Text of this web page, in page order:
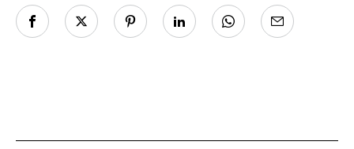
işlenmesine açık rıza veriyorum.